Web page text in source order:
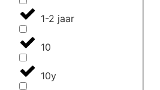
1-2 jaar
10
10y